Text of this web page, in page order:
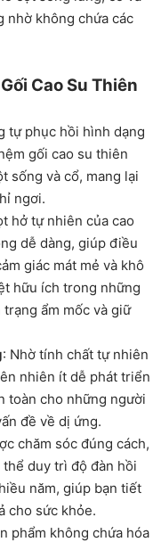
nhờ không chứa các
Cao Su Thiên
tự phục hồi hình dạng
gối cao su thiên
sống và cổ, mang lại
ngơi.
hở tự nhiên của cao
dễ dàng, giúp điều
giác mát mẻ và khô
hữu ích trong những
ẩm mốc và giữ
: Nhờ tính chất tự nhiên
nhiên ít dễ phát triển
toàn cho những người
đề về dị ứng.
chăm sóc đúng cách,
duy trì độ đàn hồi
năm, giúp bạn tiết
cho sức khỏe.
phẩm không chứa hóa